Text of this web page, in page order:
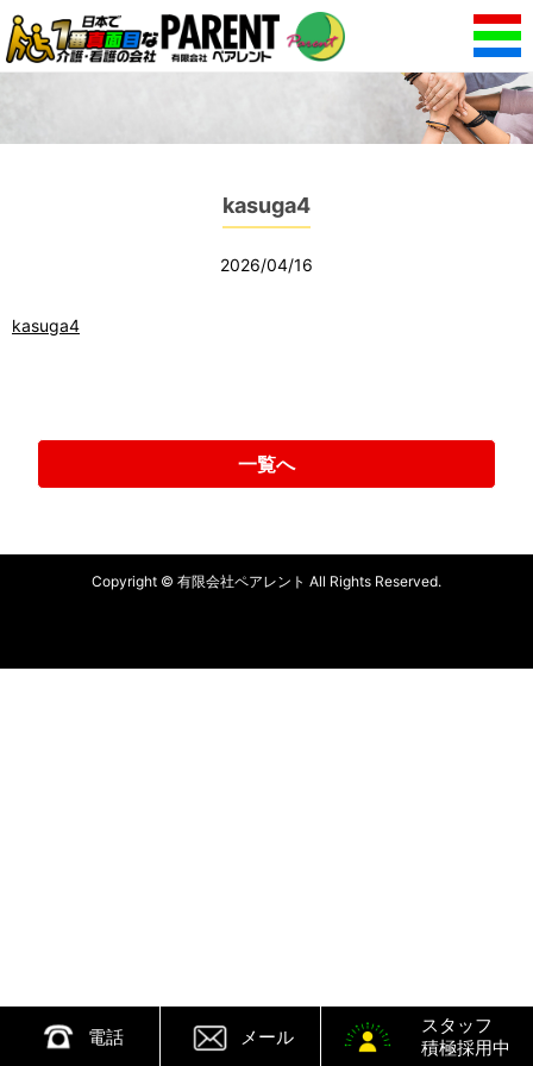
kasuga4
2026/04/16
kasuga4
一覧へ
Copyright © 有限会社ペアレント All Rights Reserved.
電話 メール
スタッフ
積極採用中